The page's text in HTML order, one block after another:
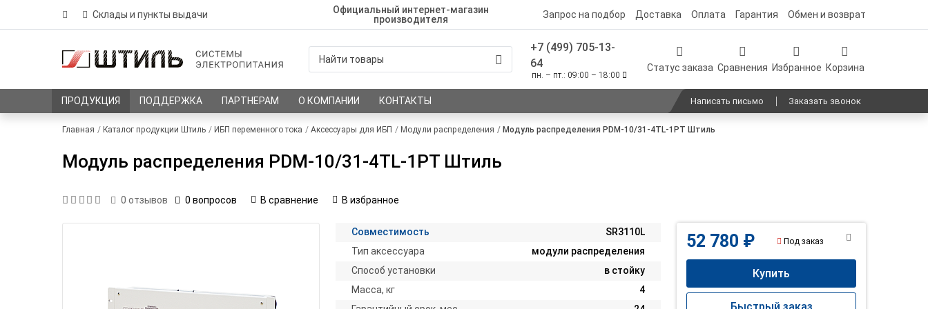
Склады и пункты выдачи
Официальный интернет-магазин
производителя
Запрос на подбор Доставка Оплата Гарантия Обмен и возврат
+7 (499) 705-13-
64
пн. – пт.: 09:00 – 18:00
Статус заказа Сравнения Избранное Корзина
ПРОДУКЦИЯ ПОДДЕРЖКА ПАРТНЕРАМ О КОМПАНИИ КОНТАКТЫ Написать письмо Заказать звонок
Главная Каталог продукции Штиль ИБП переменного тока Аксессуары для ИБП Модули распределения Модуль распределения PDM-10/31-4TL-1PT Штиль
Модуль распределения PDM-10/31-4TL-1PT Штиль
0 отзывов 0 вопросов В сравнение В избранное
Совместимость
SR3110L
Тип аксессуара
модули распределения
Способ установки
в стойку
Масса, кг
4
52 780 ₽ Под заказ
Купить